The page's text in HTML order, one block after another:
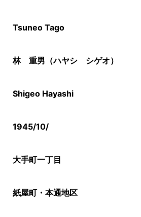
Tsuneo Tago
林 重男（ハヤシ シゲオ）
Shigeo Hayashi
1945/10/
大手町一丁目
紙屋町・本通地区